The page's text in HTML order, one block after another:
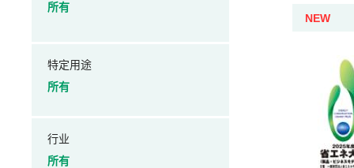
NEW
所有
特定用途
所有
行业
所有